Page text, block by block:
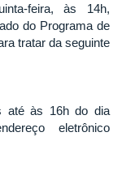
feira, às 14h,
do Programa de
tratar da seguinte
até às 16h do dia
eletrônico